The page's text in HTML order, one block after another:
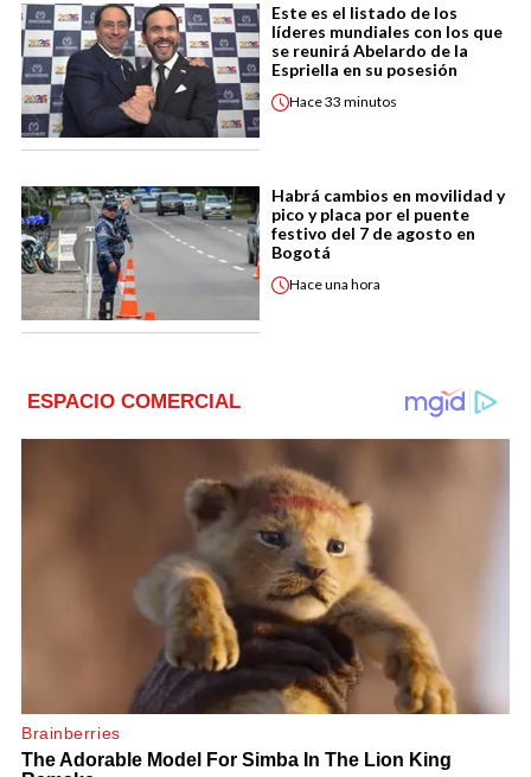
Este es el listado de los
líderes mundiales con los que
se reunirá Abelardo de la
Espriella en su posesión
Hace33 minutos
Habrá cambios en movilidad y
pico y placa por el puente
festivo del 7 de agosto en
Bogotá
Haceuna hora